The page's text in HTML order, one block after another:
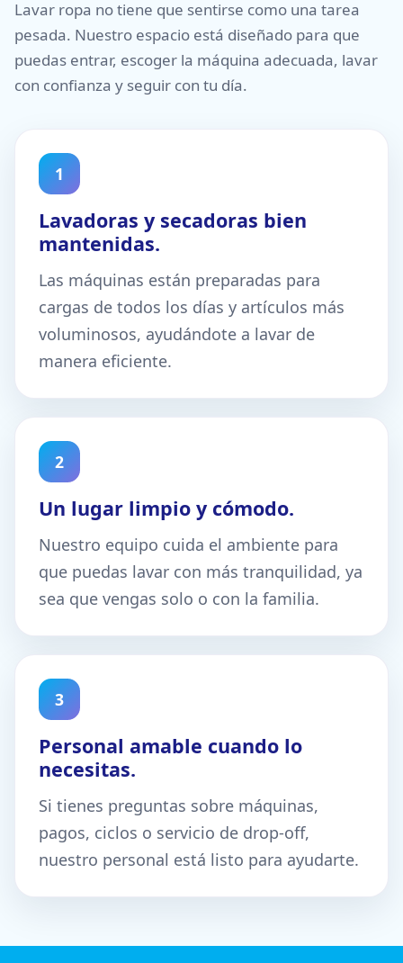
Lavar ropa no tiene que sentirse como una tarea
pesada. Nuestro espacio está diseñado para que
puedas entrar, escoger la máquina adecuada, lavar
con confianza y seguir con tu día.
1
Lavadoras y secadoras bien
mantenidas.
Las máquinas están preparadas para
cargas de todos los días y artículos más
voluminosos, ayudándote a lavar de
manera eficiente.
2
Un lugar limpio y cómodo.
Nuestro equipo cuida el ambiente para
que puedas lavar con más tranquilidad, ya
sea que vengas solo o con la familia.
3
Personal amable cuando lo
necesitas.
Si tienes preguntas sobre máquinas,
pagos, ciclos o servicio de drop-off,
nuestro personal está listo para ayudarte.